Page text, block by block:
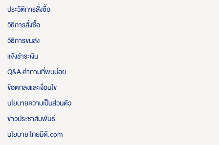
ประวัติการสั่งซื้อ
วิธีการสั่งซื้อ
วิธีการขนส่ง
แจ้งชำระเงิน
Q&A คำถามที่พบบ่อย
ข้อตกลงและเงื่อนไข
นโยบายความเป็นส่วนตัว
ข่าวประชาสัมพันธ์
นโยบาย ไทยมีดี.com